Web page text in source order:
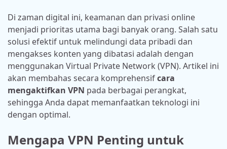
Di zaman digital ini, keamanan dan privasi online
menjadi prioritas utama bagi banyak orang. Salah satu
solusi efektif untuk melindungi data pribadi dan
mengakses konten yang dibatasi adalah dengan
menggunakan Virtual Private Network (VPN). Artikel ini
akan membahas secara komprehensifcara
mengaktifkan VPN pada berbagai perangkat,
sehingga Anda dapat memanfaatkan teknologi ini
dengan optimal.
Mengapa VPN Penting untuk